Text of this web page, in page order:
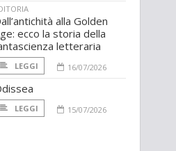
alla Golden
ecco la storia della
letteraria
LEGGI 16/07/2026
LEGGI 15/07/2026